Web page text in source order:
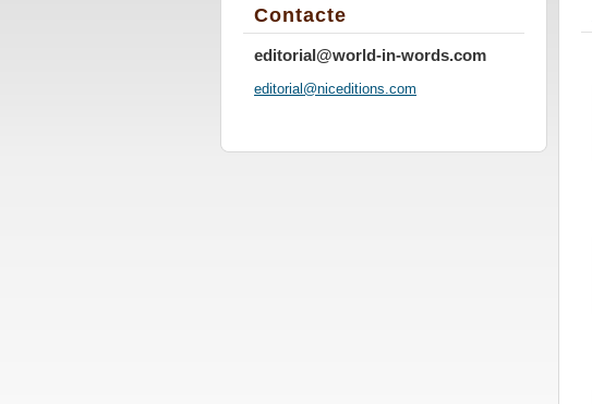
Contacte
editorial@world-in-words.com
editorial@niceditions.com